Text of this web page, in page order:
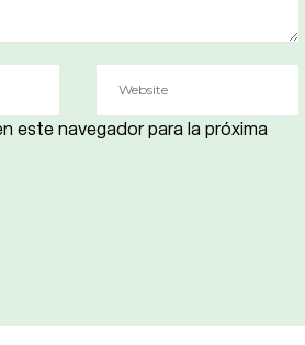
este navegador para la próxima